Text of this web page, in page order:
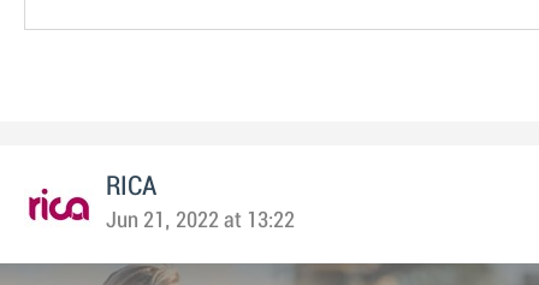
RICA
Jun 21, 2022 at 13:22